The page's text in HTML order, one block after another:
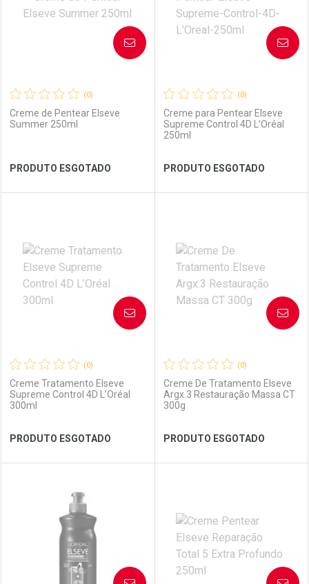
Ver Desconto Convênio Ver Desconto Convênio
(0)
Creme de Pentear Elseve
Summer 250ml
PRODUTO ESGOTADO
AVISE-ME
Laboratório
Ver Desconto Convênio
Por Menos
(0)
Creme para Pentear Elseve
Supreme Control 4D L’Oréal
250ml
PRODUTO ESGOTADO
AVISE-ME
Laboratório
Ver Desconto Convênio
Por Menos
(0)
Creme Tratamento Elseve
Supreme Control 4D L’Oréal
300ml
PRODUTO ESGOTADO
AVISE-ME
Laboratório
Por Menos
(0)
Creme De Tratamento Elseve
Argx.3 Restauração Massa CT
300g
PRODUTO ESGOTADO
AVISE-ME
Laboratório
Por Menos